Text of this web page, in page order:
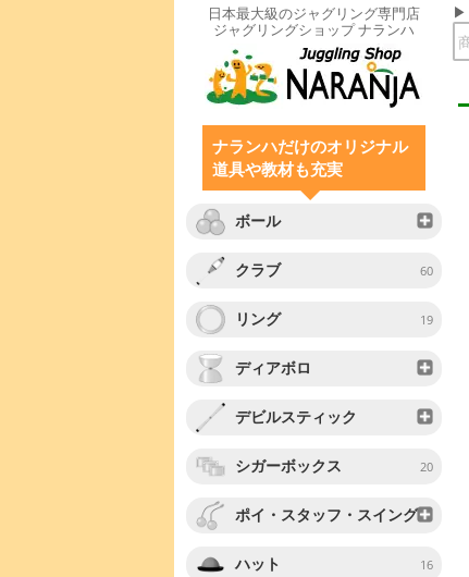
日本最大級のジャグリング専門店
ジャグリングショップ ナランハ
ナランハだけのオリジナル
道具や教材も充実
ボール
クラブ 60
リング 19
ディアボロ
デビルスティック
シガーボックス 20
ポイ・スタッフ・スイング
ハット 16